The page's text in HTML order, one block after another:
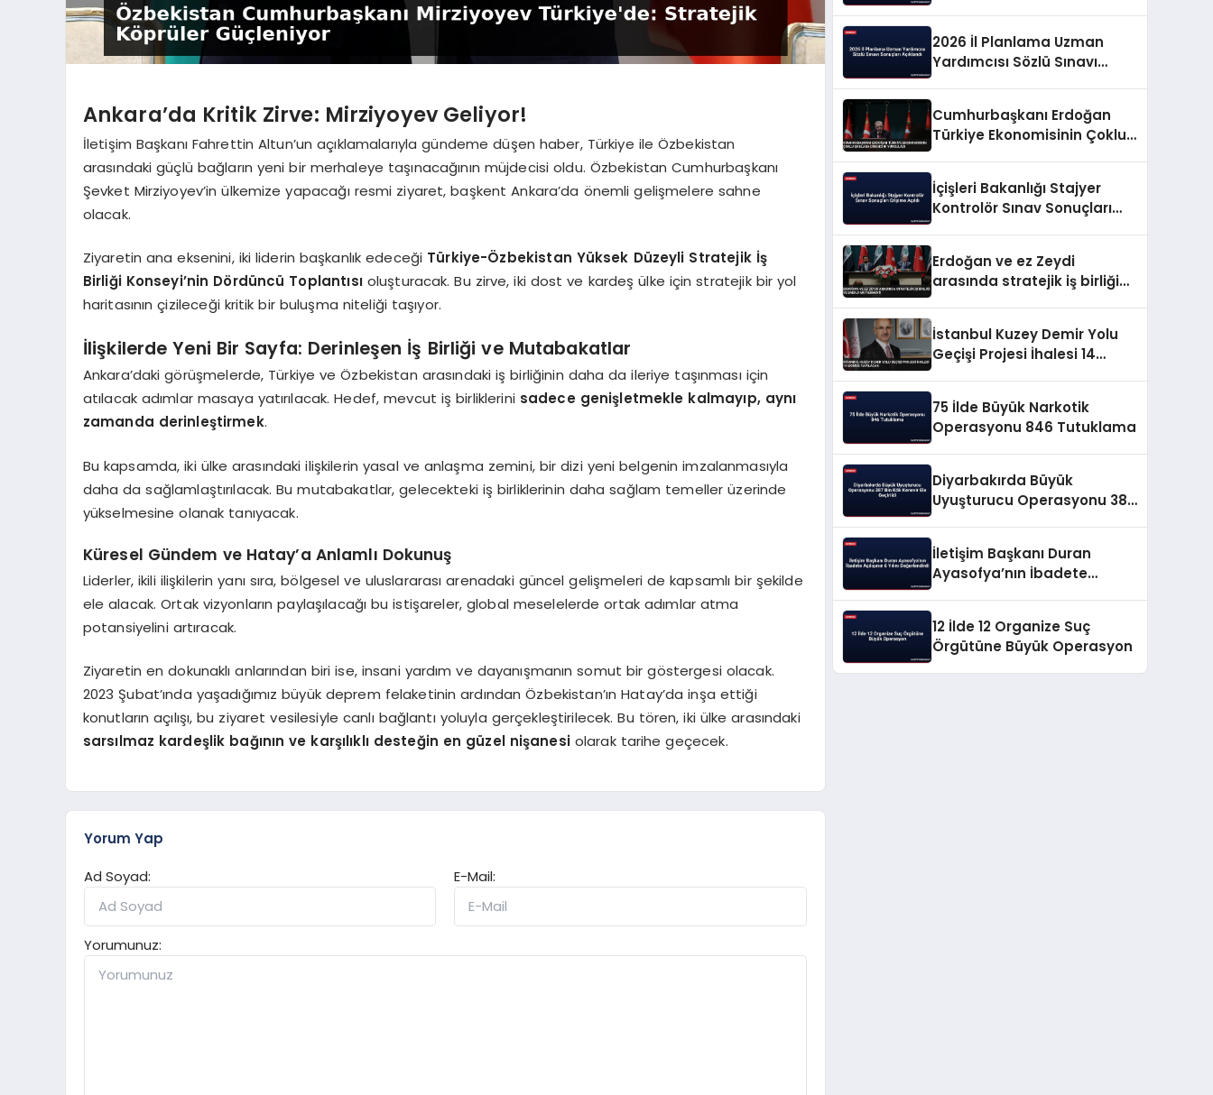
Ankara’da Kritik Zirve: Mirziyoyev Geliyor!
İletişim Başkanı Fahrettin Altun’un açıklamalarıyla gündeme düşen haber, Türkiye ile Özbekistan
arasındaki güçlü bağların yeni bir merhaleye taşınacağının müjdecisi oldu. Özbekistan Cumhurbaşkanı
Şevket Mirziyoyev’in ülkemize yapacağı resmi ziyaret, başkent Ankara’da önemli gelişmelere sahne
olacak.
Ziyaretin ana eksenini, iki liderin başkanlık edeceği Türkiye-Özbekistan Yüksek Düzeyli Stratejik İş
Birliği Konseyi’nin Dördüncü Toplantısıoluşturacak. Bu zirve, iki dost ve kardeş ülke için stratejik bir yol
haritasının çizileceği kritik bir buluşma niteliği taşıyor.
İlişkilerde Yeni Bir Sayfa: Derinleşen İş Birliği ve Mutabakatlar
Ankara’daki görüşmelerde, Türkiye ve Özbekistan arasındaki iş birliğinin daha da ileriye taşınması için
atılacak adımlar masaya yatırılacak. Hedef, mevcut iş birliklerini sadece genişletmekle kalmayıp, aynı
zamanda derinleştirmek.
Bu kapsamda, iki ülke arasındaki ilişkilerin yasal ve anlaşma zemini, bir dizi yeni belgenin imzalanmasıyla
daha da sağlamlaştırılacak. Bu mutabakatlar, gelecekteki iş birliklerinin daha sağlam temeller üzerinde
yükselmesine olanak tanıyacak.
Küresel Gündem ve Hatay’a Anlamlı Dokunuş
Liderler, ikili ilişkilerin yanı sıra, bölgesel ve uluslararası arenadaki güncel gelişmeleri de kapsamlı bir şekilde
ele alacak. Ortak vizyonların paylaşılacağı bu istişareler, global meselelerde ortak adımlar atma
potansiyelini artıracak.
Ziyaretin en dokunaklı anlarından biri ise, insani yardım ve dayanışmanın somut bir göstergesi olacak.
2023 Şubat’ında yaşadığımız büyük deprem felaketinin ardından Özbekistan’ın Hatay’da inşa ettiği
konutların açılışı, bu ziyaret vesilesiyle canlı bağlantı yoluyla gerçekleştirilecek. Bu tören, iki ülke arasındaki
sarsılmaz kardeşlik bağının ve karşılıklı desteğin en güzel nişanesiolarak tarihe geçecek.
Yorum Yap
Ad Soyad:
E-Mail:
Yorumunuz:
2026 İl Planlama Uzman
Yardımcısı Sözlü Sınavı
Cumhurbaşkanı Erdoğan
Türkiye Ekonomisinin Çoklu
İçişleri Bakanlığı Stajyer
Kontrolör Sınav Sonuçları
Erdoğan ve ez Zeydi
arasında stratejik iş birliği
İstanbul Kuzey Demir Yolu
Geçişi Projesi İhalesi 14
75 İlde Büyük Narkotik
Operasyonu 846 Tutuklama
Diyarbakırda Büyük
Uyuşturucu Operasyonu 387
İletişim Başkanı Duran
Ayasofya’nın İbadete
12 İlde 12 Organize Suç
Örgütüne Büyük Operasyon